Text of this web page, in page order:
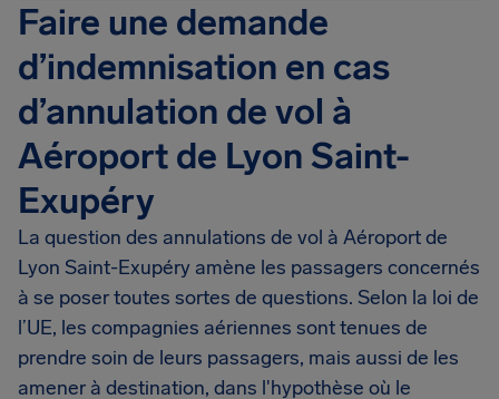
Faire une demande
d’indemnisation en cas
d’annulation de vol à
Aéroport de Lyon Saint-
Exupéry
La question des annulations de vol à Aéroport de
Lyon Saint-Exupéry amène les passagers concernés
à se poser toutes sortes de questions. Selon la loi de
l’UE, les compagnies aériennes sont tenues de
prendre soin de leurs passagers, mais aussi de les
amener à destination, dans l'hypothèse où le